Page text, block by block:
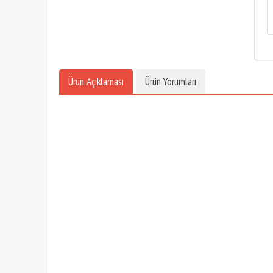
Ürün Açıklaması Ürün Yorumları